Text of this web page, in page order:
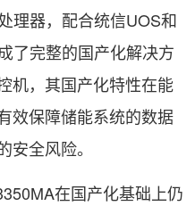
理器，配合统信UOS和
了完整的国产化解决方
机，其国产化特性在能
效保障储能系统的数据
全风险。
在国产化基础上仍